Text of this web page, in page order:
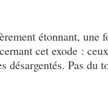
étonnant, une
cet exode :
désargentés. Pas du